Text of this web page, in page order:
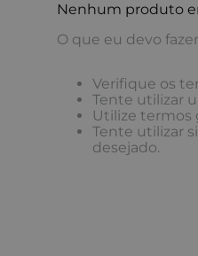
Nenhum produto
O que eu devo
Verifique os
Tente utilizar
Utilize termos
Tente utilizar
desejado.